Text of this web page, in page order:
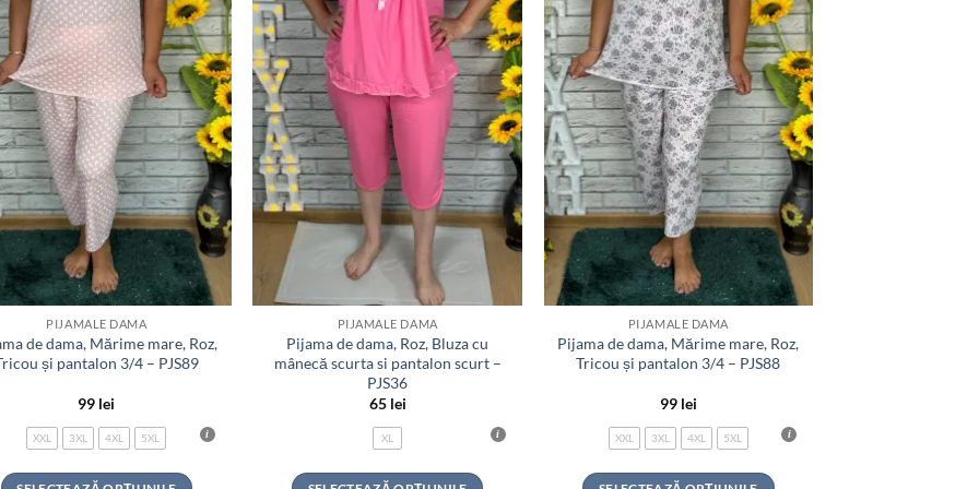
PIJAMALE DAMA
de dama, Mărime mare, Roz,
și pantalon 3/4 – PJS89
99 lei
XXL 3XL 4XL 5XL
PIJAMALE DAMA
Pijama de dama, Roz, Bluza cu
mânecă scurta si pantalon scurt –
PJS36
65 lei
XL
PIJAMALE DAMA
Pijama de dama, Mărime mare, Roz,
Tricou și pantalon 3/4 – PJS88
99 lei
XXL 3XL 4XL 5XL